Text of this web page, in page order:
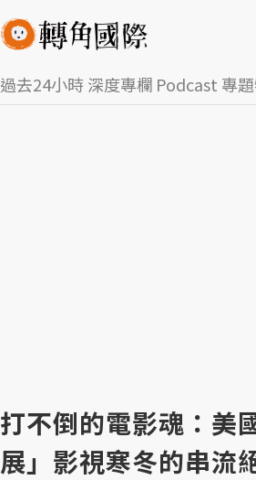
過去24小時深度專欄 Podcast 專
打不倒的電影魂：美
展」影視寒冬的串流